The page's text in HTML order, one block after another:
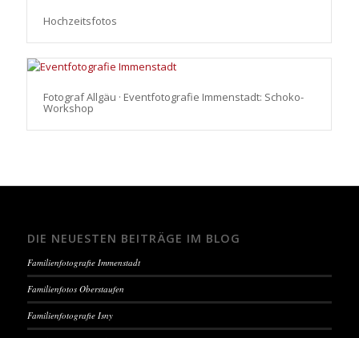
Hochzeitsfotos
Fotograf Allgäu · Eventfotografie Immenstadt: Schoko-
Workshop
DIE NEUESTEN BEITRÄGE IM BLOG
Familienfotografie Immenstadt
Familienfotos Oberstaufen
Familienfotografie Isny